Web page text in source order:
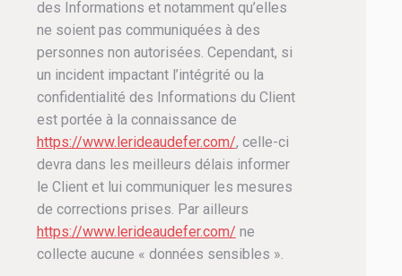
des Informations et notamment qu’elles
ne soient pas communiquées à des
personnes non autorisées. Cependant, si
un incident impactant l’intégrité ou la
confidentialité des Informations du Client
est portée à la connaissance de
https://www.lerideaudefer.com/, celle-ci
devra dans les meilleurs délais informer
le Client et lui communiquer les mesures
de corrections prises. Par ailleurs
https://www.lerideaudefer.com/ ne
collecte aucune « données sensibles ».